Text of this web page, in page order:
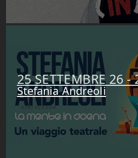
25 SETTEMBRE 26 -
Stefania Andreoli
APRI SCHEDA